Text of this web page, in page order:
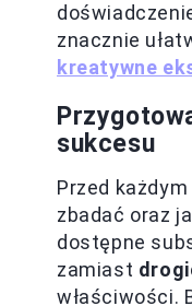
znacznie
kreatywne
sukcesu
Przed
zbadać oraz
dostępne
zamiast
właściwości.